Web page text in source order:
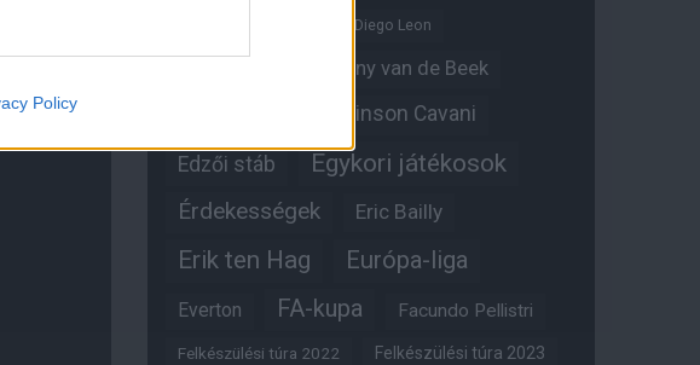
Policy
Diego Leon
Donny van de Beek
Edinson Cavani
Edzői stáb Egykori játékosok
Érdekességek Eric Bailly
Erik ten Hag Európa-liga
Everton FA-kupa Facundo Pellistri
Felkészülési túra 2022 Felkészülési túra 2023